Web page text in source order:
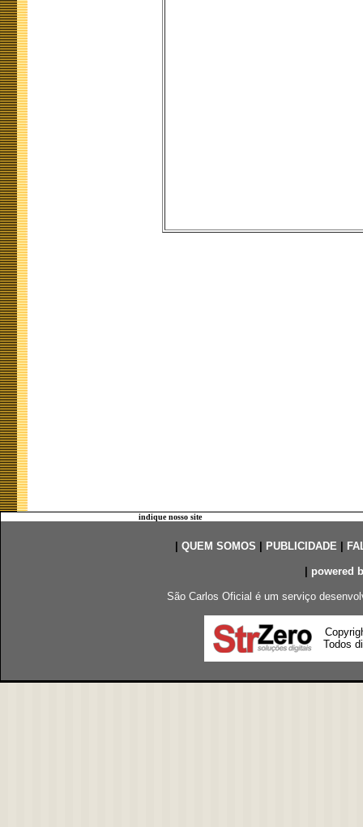
indique nosso site
QUEM SOMOS PUBLICIDADE|
powered
São Carlos Oficial é um serviço
Todos